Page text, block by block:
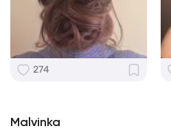
274
Malvinka